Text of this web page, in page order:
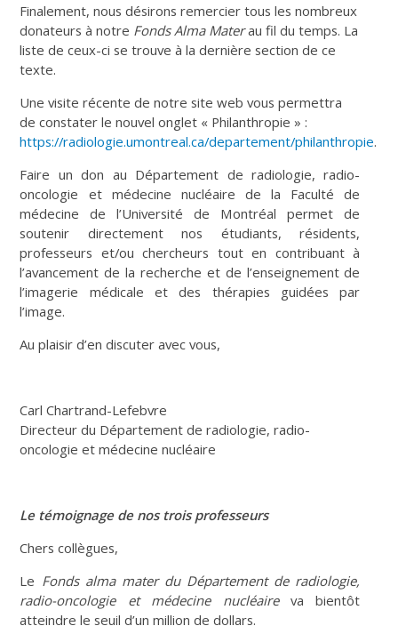
Finalement, nous désirons remercier tous les nombreux
donateurs à notre Fonds Alma Materau fil du temps. La
liste de ceux-ci se trouve à la dernière section de ce
texte.
Une visite récente de notre site web vous permettra
de constater le nouvel onglet « Philanthropie » :
https://radiologie.umontreal.ca/departement/philanthropie.
Faire un don au Département de radiologie, radio-
oncologie et médecine nucléaire de la Faculté de
médecine de l’Université de Montréal permet de
soutenir directement nos étudiants, résidents,
professeurs et/ou chercheurs tout en contribuant à
l’avancement de la recherche et de l’enseignement de
l’imagerie médicale et des thérapies guidées par
l’image.
Au plaisir d’en discuter avec vous,
Carl Chartrand-Lefebvre
Directeur du Département de radiologie, radio-
oncologie et médecine nucléaire
Le témoignage de nos trois professeurs
Chers collègues,
Le Fonds alma mater du Département de radiologie,
radio-oncologie et médecine nucléaireva bientôt
atteindre le seuil d’un million de dollars.